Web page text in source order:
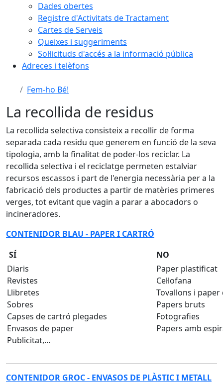
Dades obertes
Registre d'Activitats de Tractament
Cartes de Serveis
Queixes i suggeriments
Sol·licituds d'accés a la informació pública
Adreces i telèfons
Fem-ho Bé!
La recollida de residus
La recollida selectiva consisteix a recollir de forma
separada cada residu que generem en funció de la seva
tipologia, amb la finalitat de poder-los reciclar. La
recollida selectiva i el reciclatge permeten estalviar
recursos escassos i part de l'energia necessària per a la
fabricació dels productes a partir de matèries primeres
verges, tot evitant que vagin a parar a abocadors o
incineradores.
CONTENIDOR BLAU - PAPER I CARTRÓ
SÍ
NO
Diaris
Revistes
Llibretes
Sobres
Capses de cartró plegades
Envasos de paper
Publicitat,...
Paper plastificat
Cel·lofana
Tovallons i
Papers bruts
Fotografies
Papers amb
CONTENIDOR GROC - ENVASOS DE PLÀSTIC I METALL